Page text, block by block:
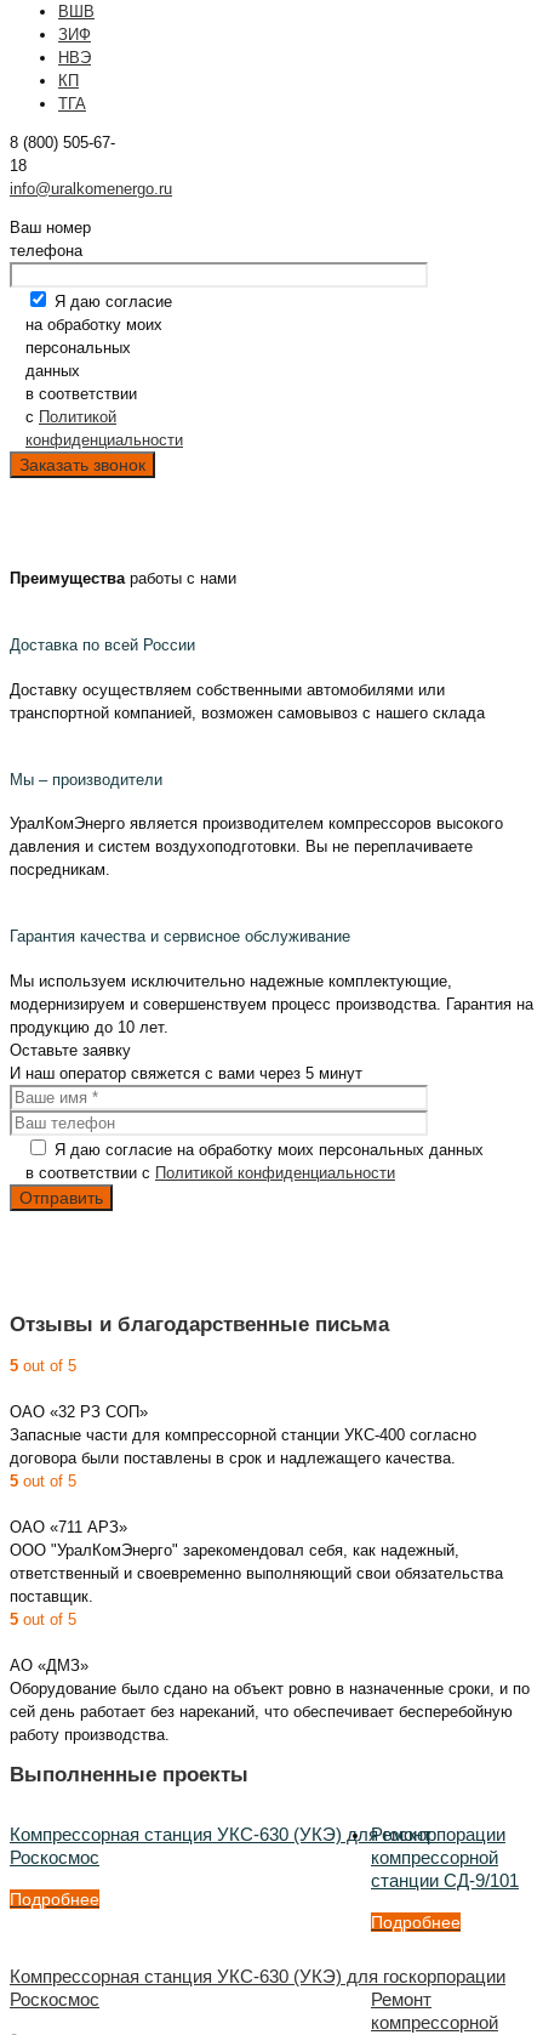
ВШВ
ЗИФ
НВЭ
КП
ТГА
8 (800) 505-67-
18
info@uralkomenergo.ru
Ваш номер
телефона
Я даю согласие
на обработку моих
персональных
данных
в соответствии
с Политикой
конфиденциальности
Преимуществаработы с нами
Доставка по всей России
Доставку осуществляем собственными автомобилями или
транспортной компанией, возможен самовывоз с нашего склада
Мы – производители
УралКомЭнерго является производителем компрессоров высокого
давления и систем воздухоподготовки. Вы не переплачиваете
посредникам.
Гарантия качества и сервисное обслуживание
Мы используем исключительно надежные комплектующие,
модернизируем и совершенствуем процесс производства. Гарантия на
продукцию до 10 лет.
Оставьте заявку
И наш оператор свяжется с вами через 5 минут
Я даю согласие на обработку моих персональных данных
в соответствии с Политикой конфиденциальности
Отзывы и благодарственные письма
5 out of 5
ОАО «32 РЗ СОП»
Запасные части для компрессорной станции УКС-400 согласно
договора были поставлены в срок и надлежащего качества.
5 out of 5
ОАО «711 АРЗ»
ООО "УралКомЭнерго" зарекомендовал себя, как надежный,
ответственный и своевременно выполняющий свои обязательства
поставщик.
5 out of 5
АО «ДМЗ»
Оборудование было сдано на объект ровно в назначенные сроки, и по
сей день работает без нареканий, что обеспечивает бесперебойную
работу производства.
Выполненные проекты
Компрессорная станция УКС-630 (УКЭ) для госкорпорации
Роскосмос
Подробнее
Компрессорная станция УКС-630 (УКЭ) для госкорпорации
Роскосмос
Ремонт
компрессорной
станции СД-9/101
Подробнее
Ремонт
компрессорной